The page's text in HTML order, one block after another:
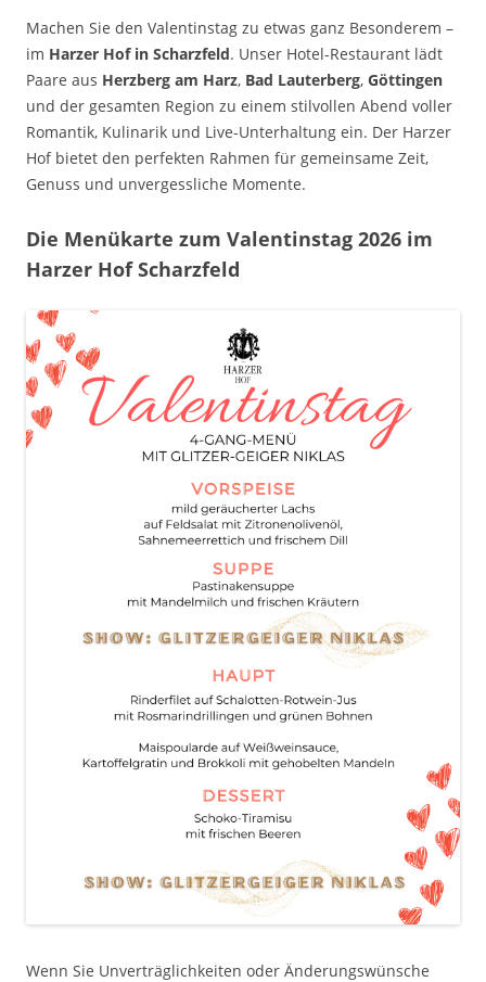
Machen Sie den Valentinstag zu etwas ganz Besonderem –
im Harzer Hof in Scharzfeld. Unser Hotel-Restaurant lädt
Paare aus Herzberg am Harz, Bad Lauterberg, Göttingen
und der gesamten Region zu einem stilvollen Abend voller
Romantik, Kulinarik und Live-Unterhaltung ein. Der Harzer
Hof bietet den perfekten Rahmen für gemeinsame Zeit,
Genuss und unvergessliche Momente.
Die Menükarte zum Valentinstag 2026 im
Harzer Hof Scharzfeld
Wenn Sie Unverträglichkeiten oder Änderungswünsche